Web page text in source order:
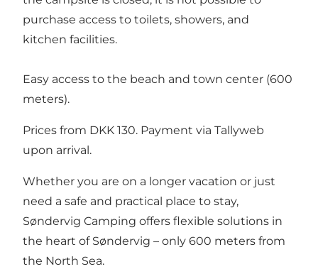
purchase access to toilets, showers, and
kitchen facilities.
Easy access to the beach and town center (600
meters).
Prices from DKK 130. Payment via Tallyweb
upon arrival.
Whether you are on a longer vacation or just
need a safe and practical place to stay,
Søndervig Camping offers flexible solutions in
the heart of Søndervig – only 600 meters from
the North Sea.